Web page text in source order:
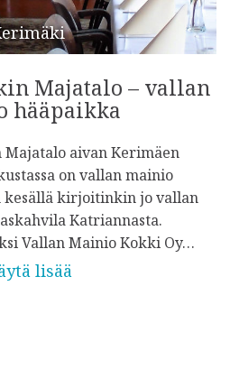
Majatalo – vallan
hääpaikka
aivan Kerimäen
on vallan mainio
kesällä kirjoitinkin jo vallan
Katriannasta.
Vallan Mainio Kokki Oy…
lisää